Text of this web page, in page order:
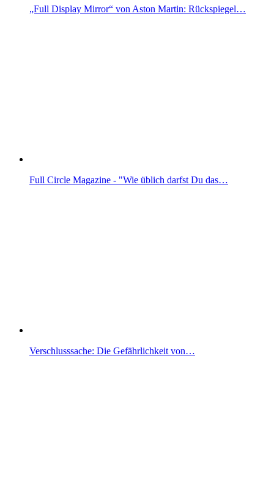
„Full Display Mirror“ von Aston Martin: Rückspiegel…
Full Circle Magazine - "Wie üblich darfst Du das…
Verschlusssache: Die Gefährlichkeit von…